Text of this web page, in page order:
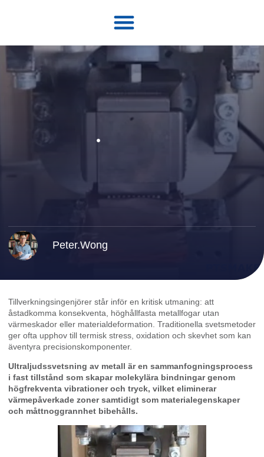
Peter.Wong
Tillverkningsingenjörer står inför en kritisk utmaning: att
åstadkomma konsekventa, höghållfasta metallfogar utan
värmeskador eller materialdeformation. Traditionella svetsmetoder
ger ofta upphov till termisk stress, oxidation och skevhet som kan
äventyra precisionskomponenter.
Ultraljudssvetsning av metall är en sammanfogningsprocess
i fast tillstånd som skapar molekylära bindningar genom
högfrekventa vibrationer och tryck, vilket eliminerar
värmepåverkade zoner samtidigt som materialegenskaper
och måttnoggrannhet bibehålls.